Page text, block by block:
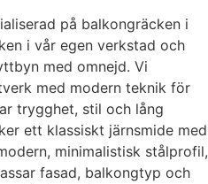
på balkongräcken i
i vår egen verkstad och
med omnejd. Vi
med modern teknik för
trygghet, stil och lång
ett klassiskt järnsmide med
minimalistisk stålprofil,
fasad, balkongtyp och